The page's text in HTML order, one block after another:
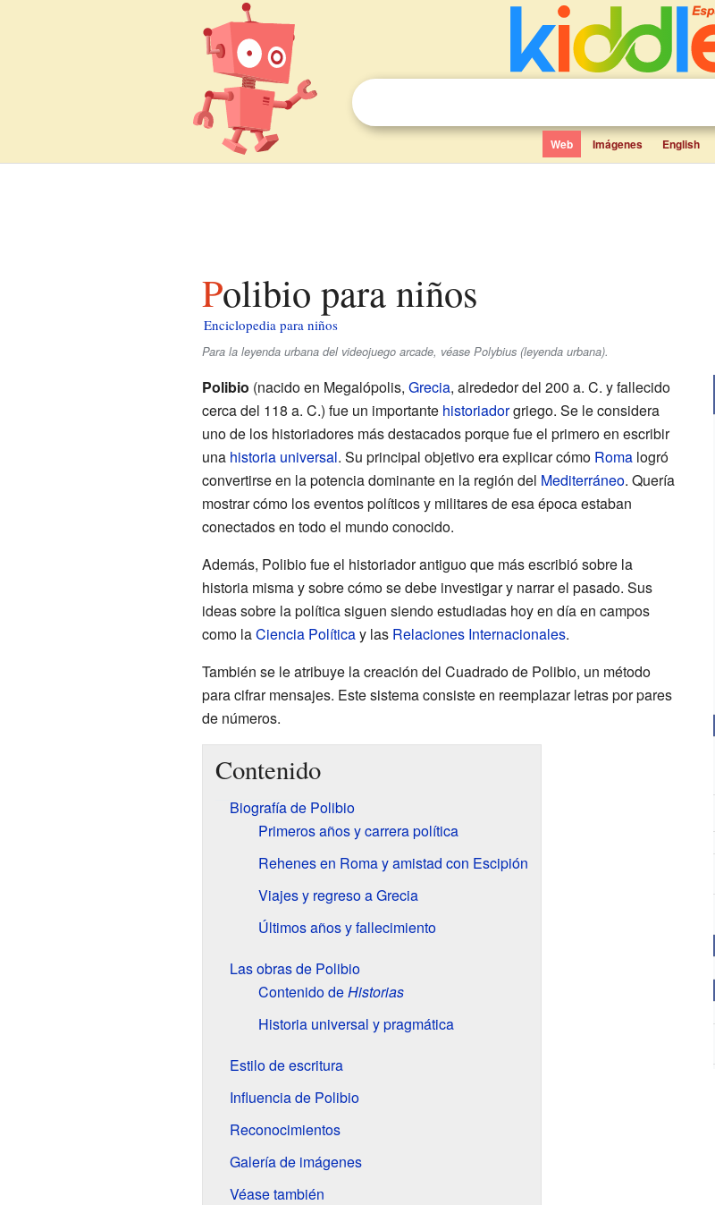
Web Imágenes English
Polibio para niños
Enciclopedia para niños
Para la leyenda urbana del videojuego arcade, véase Polybius (leyenda urbana).
Polibio (nacido en Megalópolis, Grecia, alrededor del 200 a. C. y fallecido
cerca del 118 a. C.) fue un importante historiadorgriego. Se le considera
uno de los historiadores más destacados porque fue el primero en escribir
una historia universal. Su principal objetivo era explicar cómo Romalogró
convertirse en la potencia dominante en la región del Mediterráneo. Quería
mostrar cómo los eventos políticos y militares de esa época estaban
conectados en todo el mundo conocido.
Además, Polibio fue el historiador antiguo que más escribió sobre la
historia misma y sobre cómo se debe investigar y narrar el pasado. Sus
ideas sobre la política siguen siendo estudiadas hoy en día en campos
como laCiencia Políticay las Relaciones Internacionales.
También se le atribuye la creación del Cuadrado de Polibio, un método
para cifrar mensajes. Este sistema consiste en reemplazar letras por pares
de números.
Contenido
Biografía de Polibio
Primeros años y carrera política
Rehenes en Roma y amistad con Escipión
Viajes y regreso a Grecia
Últimos años y fallecimiento
Las obras de Polibio
Contenido deHistorias
Historia universal y pragmática
Estilo de escritura
Influencia de Polibio
Reconocimientos
Galería de imágenes
Véase también